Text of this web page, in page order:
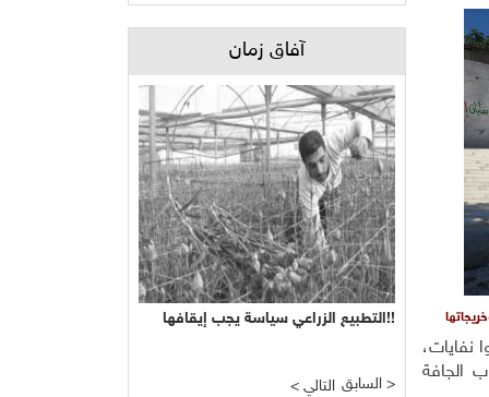
نفايات،
الجافة
آفاق زمان
التطبيع الزراعي سياسة يجب إيقافها!!
< التالي السابق >